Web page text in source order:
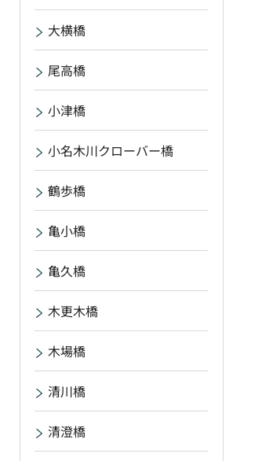
大横橋
尾高橋
小津橋
小名木川クローバー橋
鶴歩橋
亀小橋
亀久橋
木更木橋
木場橋
清川橋
清澄橋